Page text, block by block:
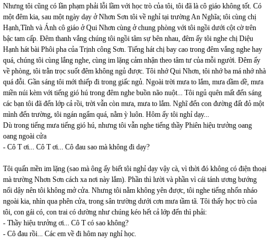
Nhưng tôi cũng có lần phạm phải lỗi lầm với học trò của tôi, tôi đã là cô giáo không tốt. Có
một đêm kia, sau một ngày dạy ở Nhơn Sơn tôi về nghỉ tại trường An Nghĩa; tôi cùng chị
Hạnh,Tĩnh và Ánh cô giáo ở Qui Nhơn cùng ở chung phòng với tôi ngồi dưới cột cờ trên
bậc tam cấp. Đêm thanh vắng chúng tôi ngồi tâm sự bên nhau, đêm ấy tôi nghe chị Diệu
Hạnh hát bài Phôi pha của Trịnh công Sơn. Tiếng hát chị bay cao trong đêm vắng nghe hay
quá, chúng tôi cùng lắng nghe, cùng im lặng cảm nhận theo tâm tư của mỗi người. Đêm ấy
về phòng, tôi trằn trọc suốt đêm không ngủ được. Tôi nhớ Qui Nhơn, tôi nhớ ba má nhớ nhà
quá đỗi. Gần sáng tôi mới thiếp đi trong giấc ngủ. Ngoài trời mưa to lắm, mưa dầm dề, mưa
miền núi kèm với tiếng gió hú trong đêm nghe buồn não nuột... Tôi ngủ quên mất đến sáng
các bạn tôi đã đến lớp cả rồi, trời vẫn còn mưa, mưa to lắm. Nghĩ đến con đường đất đỏ một
mình đến trường, tôi ngán ngẩm quá, nằm ỳ luôn. Hôm ấy tôi nghỉ dạy...
Dù trong tiếng mưa tiếng gió hú, nhưng tôi vẫn nghe tiếng thầy Phiên hiệu trưởng oang
oang ngoài cửa
- Cô T ơi... Cô T ơi... Cô đau sao mà không đi dạy?
Tôi quấn mền im lặng (sao mà ông ấy biết tôi nghỉ dạy vậy cà, vì thời đó không có điện thoại
mà trường Nhơn Sơn cách xa nơi này lắm). Phần thì lười và phần vì cái tánh ương bướng
nổi dậy nên tôi không mở cửa. Nhưng tôi nằm không yên được, tôi nghe tiếng nhốn nháo
ngoài kia, nhìn qua phên cửa, trong sân trường dưới cơn mưa tầm tã. Tôi thấy học trò của
tôi, con gái có, con trai có dường như chúng kéo hết cả lớp đến thì phải:
- Thầy hiệu trưởng ơi... Cô T có sao không?
- Cô đau rồi... Các em về đi hôm nay nghỉ học.